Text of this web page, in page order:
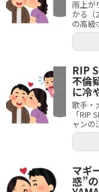
雨上が
かる（
の高級
RIP
不倫
に冷
歌手・
「RIP
ャンの
マギ
惑”